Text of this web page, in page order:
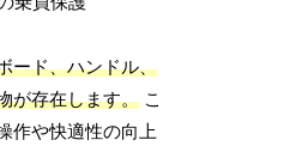
ード、ハンドル、
が存在します。 こ
作や快適性の向上